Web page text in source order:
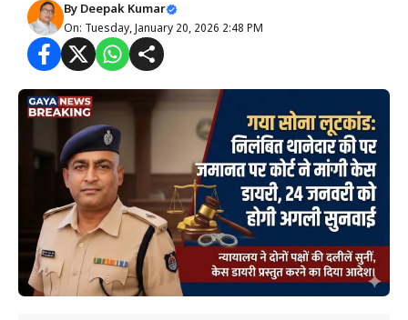
By Deepak Kumar
On: Tuesday, January 20, 2026 2:48 PM